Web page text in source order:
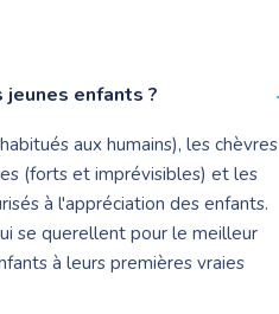
enfants ?
aux humains), les chèvres
(forts et imprévisibles) et les
à l'appréciation des enfants.
se querellent pour le meilleur
à leurs premières vraies